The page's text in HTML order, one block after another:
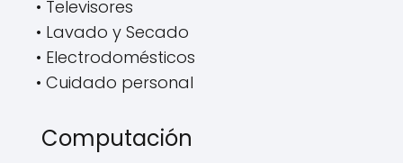
• Televisores
• Lavado y Secado
• Electrodomésticos
• Cuidado personal
Computación